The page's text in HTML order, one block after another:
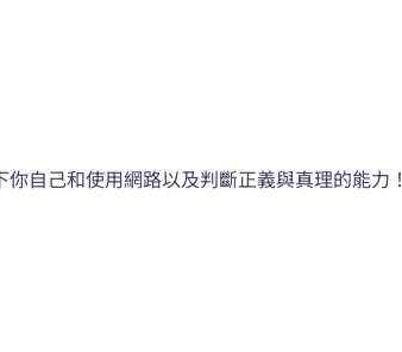
自己和使用網路以及判斷正義與真理的能力！